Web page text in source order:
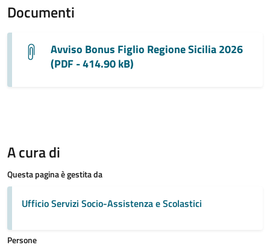
Documenti
Avviso Bonus Figlio Regione Sicilia 2026
(PDF - 414.90 kB)
A cura di
Questa pagina è gestita da
Ufficio Servizi Socio-Assistenza e Scolastici
Persone